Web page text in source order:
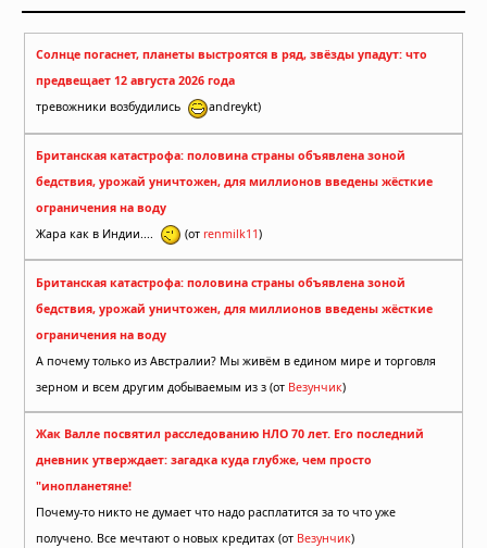
Солнце погаснет, планеты выстроятся в ряд, звёзды упадут: что
предвещает 12 августа 2026 года
тревожники возбудились
andreykt)
Британская катастрофа: половина страны объявлена зоной
бедствия, урожай уничтожен, для миллионов введены жёсткие
ограничения на воду
Жара как в Индии....
(от renmilk11)
Британская катастрофа: половина страны объявлена зоной
бедствия, урожай уничтожен, для миллионов введены жёсткие
ограничения на воду
А почему только из Австралии? Мы живём в едином мире и торговля
зерном и всем другим добываемым из з (от Везунчик)
Жак Валле посвятил расследованию НЛО 70 лет. Его последний
дневник утверждает: загадка куда глубже, чем просто
"инопланетяне!
Почему-то никто не думает что надо расплатится за то что уже
получено. Все мечтают о новых кредитах (от Везунчик)